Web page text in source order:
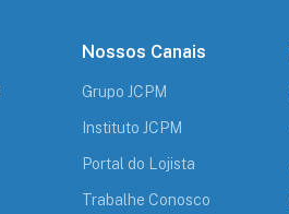
Nossos Canais
Grupo JCPM
Instituto JCPM
Portal do Lojista
Trabalhe Conosco